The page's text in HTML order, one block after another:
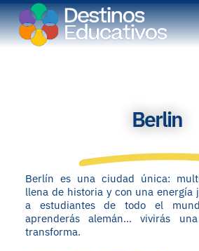
Berlin
Berlín es una ciudad única:
llena de historia y con una energía
a estudiantes de todo el
aprenderás alemán… vivirás
transforma.